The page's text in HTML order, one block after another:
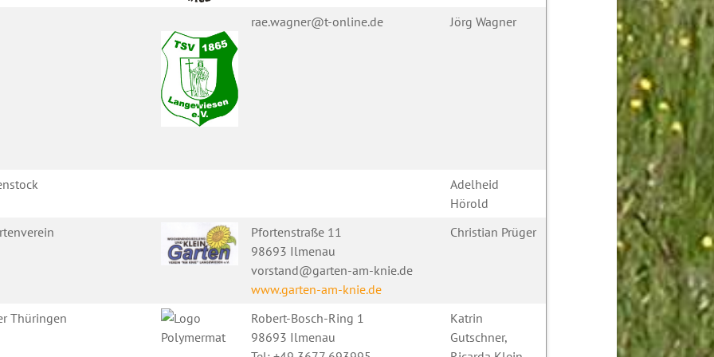
rae.wagner@t-online.de Jörg Wagner
Adelheid
Hörold
Pfortenstraße 11
98693 Ilmenau
vorstand@garten-am-knie.de
www.garten-am-knie.de
Christian Prüger
Thüringen
Robert-Bosch-Ring 1
98693 Ilmenau
Katrin
Gutschner,